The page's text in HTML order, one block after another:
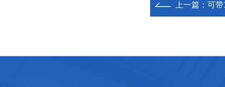
上一篇： 可